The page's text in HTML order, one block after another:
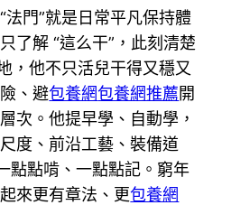
法門”就是日常平凡保持體
了解 “這么干”，此刻清楚
，他不只活兒干得又穩又
、避包養網包養網推薦開
次。他提早學、自動學，
度、前沿工藝、裝備道
點點啃、一點點記。窮年
來更有章法、更包養網